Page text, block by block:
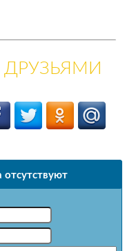
ДРУЗЬЯМИ